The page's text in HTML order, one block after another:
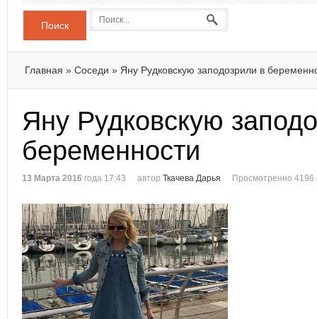
Поиск
Главная » Соседи » Яну Рудковскую заподозрили в
Яну Рудковскую
беременности
13 Марта 2016 года 17:43 автор Ткачева Дарья Просмотренно 4196